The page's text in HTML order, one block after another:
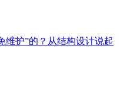
维护”的？从结构设计说起